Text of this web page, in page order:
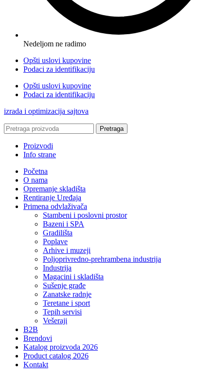
Nedeljom ne radimo
Opšti uslovi kupovine
Podaci za identifikaciju
Opšti uslovi kupovine
Podaci za identifikaciju
izrada i optimizacija sajtova
Pretraga
Proizvodi
Info strane
Početna
O nama
Opremanje skladišta
Rentiranje Uređaja
Primena odvlaživača
Stambeni i poslovni prostor
Bazeni i SPA
Gradilišta
Poplave
Arhive i muzeji
Poljoprivredno-prehrambena industrija
Industrija
Magacini i skladišta
Sušenje građe
Zanatske radnje
Teretane i sport
Tepih servisi
Vešeraji
B2B
Brendovi
Katalog proizvoda 2026
Product catalog 2026
Kontakt